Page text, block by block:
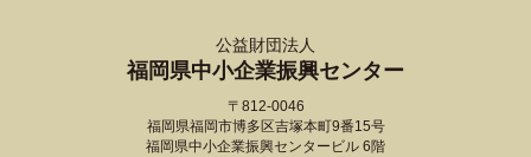
公益財団法人
福岡県中小企業振興センター
〒812-0046
福岡県福岡市博多区吉塚本町9番15号
福岡県中小企業振興センタービル 6階